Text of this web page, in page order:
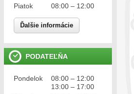
Piatok
08:00 – 12:00
Ďalšie informácie
PODATEĽŇA
Pondelok
08:00 – 12:00
13:00 – 17:00